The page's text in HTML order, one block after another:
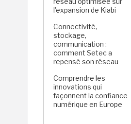
l'expansion de Kiabi
Connectivité,
stockage,
communication :
comment Setec a
repensé son réseau
Comprendre les
innovations qui
façonnent la confiance
numérique en Europe